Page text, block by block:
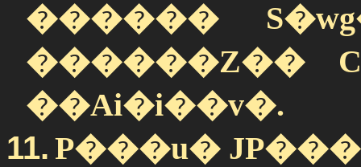
������
������Z��
��Ai�i��v�.
11. P���u�